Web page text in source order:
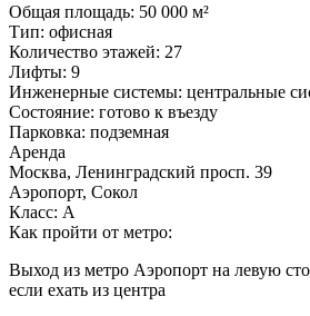
Общая площадь: 50 000 м²
Тип: офисная
Количество этажей: 27
Лифты: 9
Инженерные системы: центральные
Состояние: готово к въезду
Парковка: подземная
Аренда
Москва, Ленинградский просп. 39
Аэропорт, Сокол
Класс: А
Как пройти от метро:
Выход из метро Аэропорт на левую
если ехать из центра